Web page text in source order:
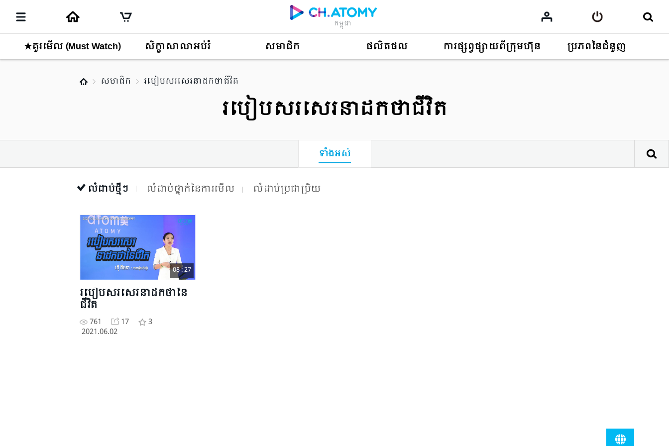
កម្ពុជា
★គួរមើល (Must Watch) សិក្ខាសាលាអប់រំ សមាជិក ផលិតផល ការផ្សព្វផ្សាយពីក្រុមហ៊ុន ប្រភពនៃជំនួញ
សមាជិក របៀបសរសេរនាដកថាជីវិត
របៀបសរសេរនាដកថាជីវិត
ទាំងអស់
លំដាប់ថ្មីៗ លំដាប់ថ្នាក់នៃការមើល លំដាប់ប្រជាប្រិយ
08 : 27
របៀបសរសេរនាដកថានៃ
ជីវិត
761 17 3
2021.06.02